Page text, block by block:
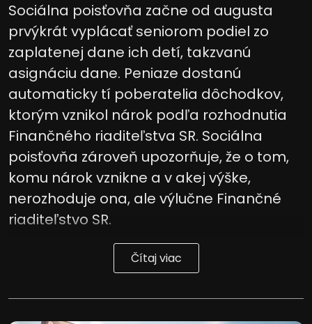
Sociálna poisťovňa začne od augusta
prvýkrát vyplácať seniorom podiel zo
zaplatenej dane ich detí, takzvanú
asignáciu dane. Peniaze dostanú
automaticky tí poberatelia dôchodkov,
ktorým vznikol nárok podľa rozhodnutia
Finančného riaditeľstva SR. Sociálna
poisťovňa zároveň upozorňuje, že o tom,
komu nárok vznikne a v akej výške,
nerozhoduje ona, ale výlučne Finančné
riaditeľstvo SR.
Čítaj viac